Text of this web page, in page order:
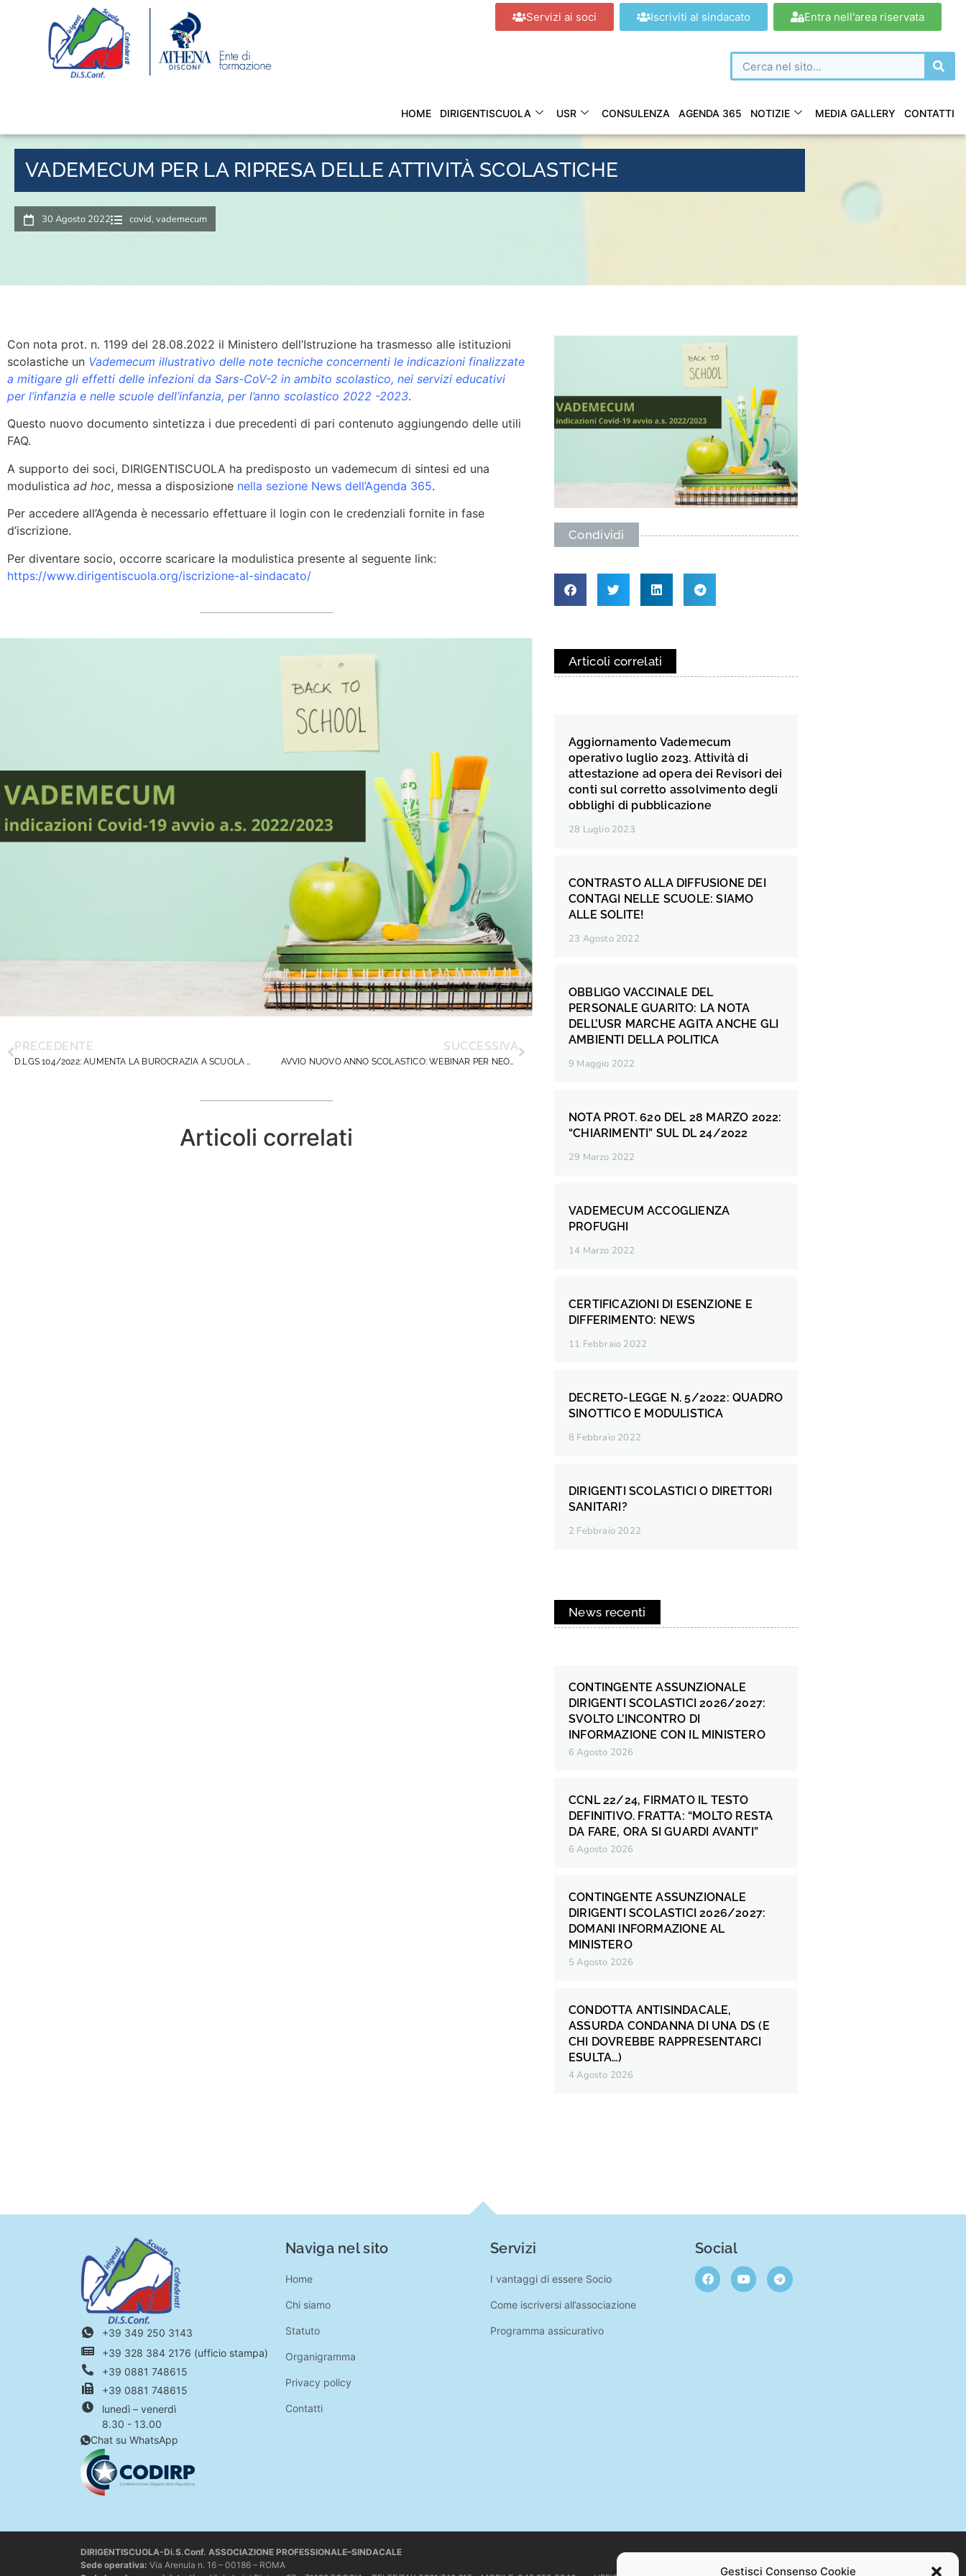
Gestisci Consenso Cookie
Servizi ai soci Iscriviti al sindacato Entra nell'area riservata
HOME DIRIGENTISCUOLA USR CONSULENZA AGENDA 365 NOTIZIE MEDIA GALLERY CONTATTI
VADEMECUM PER LA RIPRESA DELLE ATTIVITÀ SCOLASTICHE
30 Agosto 2022 covid, vademecum
Con nota prot. n. 1199 del 28.08.2022 il Ministero dell’Istruzione ha trasmesso alle istituzioni
scolastiche un Vademecum illustrativo delle note tecniche concernenti le indicazioni finalizzate
a mitigare gli effetti delle infezioni da Sars-CoV-2 in ambito scolastico, nei servizi educativi
per l’infanzia e nelle scuole dell’infanzia, per l’anno scolastico 2022 -2023.
Questo nuovo documento sintetizza i due precedenti di pari contenuto aggiungendo delle utili
FAQ.
A supporto dei soci, DIRIGENTISCUOLA ha predisposto un vademecum di sintesi ed una
modulistica ad hoc, messa a disposizione nella sezione News dell’Agenda 365.
Per accedere all’Agenda è necessario effettuare il login con le credenziali fornite in fase
d’iscrizione.
Per diventare socio, occorre scaricare la modulistica presente al seguente link:
https://www.dirigentiscuola.org/iscrizione-al-sindacato/
PRECEDENTE
D.LGS 104/2022: AUMENTA LA BUROCRAZIA A SCUOLA E CRESCONO LE RESPONSABILITÀ DEI DIRIGENTI
SUCCESSIVA
AVVIO NUOVO ANNO SCOLASTICO: WEBINAR PER NEODIRIGENTI
Articoli correlati
Condividi
Articoli correlati
Aggiornamento Vademecum
operativo luglio 2023. Attività di
attestazione ad opera dei Revisori dei
conti sul corretto assolvimento degli
obblighi di pubblicazione
28 Luglio 2023
CONTRASTO ALLA DIFFUSIONE DEI
CONTAGI NELLE SCUOLE: SIAMO
ALLE SOLITE!
23 Agosto 2022
OBBLIGO VACCINALE DEL
PERSONALE GUARITO: LA NOTA
DELL’USR MARCHE AGITA ANCHE GLI
AMBIENTI DELLA POLITICA
9 Maggio 2022
NOTA PROT. 620 DEL 28 MARZO 2022:
“CHIARIMENTI” SUL DL 24/2022
29 Marzo 2022
VADEMECUM ACCOGLIENZA
PROFUGHI
14 Marzo 2022
CERTIFICAZIONI DI ESENZIONE E
DIFFERIMENTO: NEWS
11 Febbraio 2022
DECRETO-LEGGE N. 5/2022: QUADRO
SINOTTICO E MODULISTICA
8 Febbraio 2022
DIRIGENTI SCOLASTICI O DIRETTORI
SANITARI?
2 Febbraio 2022
News recenti
CONTINGENTE ASSUNZIONALE
DIRIGENTI SCOLASTICI 2026/2027:
SVOLTO L’INCONTRO DI
INFORMAZIONE CON IL MINISTERO
6 Agosto 2026
CCNL 22/24, FIRMATO IL TESTO
DEFINITIVO. FRATTA: “MOLTO RESTA
DA FARE, ORA SI GUARDI AVANTI”
6 Agosto 2026
CONTINGENTE ASSUNZIONALE
DIRIGENTI SCOLASTICI 2026/2027:
DOMANI INFORMAZIONE AL
MINISTERO
5 Agosto 2026
CONDOTTA ANTISINDACALE,
ASSURDA CONDANNA DI UNA DS (E
CHI DOVREBBE RAPPRESENTARCI
ESULTA…)
4 Agosto 2026
+39 349 250 3143
+39 328 384 2176 (ufficio stampa)
+39 0881 748615
+39 0881 748615
lunedì – venerdì
8.30 - 13.00
Chat su WhatsApp
Naviga nel sito
Home
Chi siamo
Statuto
Organigramma
Privacy policy
Contatti
Servizi
I vantaggi di essere Socio
Come iscriversi all’associazione
Programma assicurativo
Social
DIRIGENTISCUOLA-Di.S.Conf. ASSOCIAZIONE PROFESSIONALE–SINDACALE
Sede operativa: Via Arenula n. 16 – 00186 – ROMA